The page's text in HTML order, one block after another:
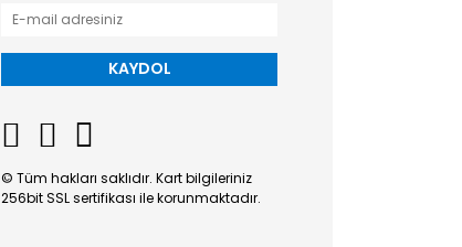
KAYDOL
© Tüm hakları saklıdır. Kart bilgileriniz
256bit SSL sertifikası ile korunmaktadır.